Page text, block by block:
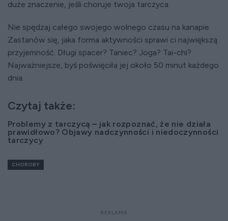
duże znaczenie, jeśli choruje twoja tarczyca.
Nie spędzaj całego swojego wolnego czasu na kanapie.
Zastanów się, jaka forma aktywności sprawi ci największą
przyjemność. Długi spacer? Taniec? Joga? Tai-chi?
Najważniejsze, byś poświęciła jej około 50 minut każdego
dnia.
Czytaj także:
Problemy z tarczycą – jak rozpoznać, że nie działa
prawidłowo? Objawy nadczynności i niedoczynności
tarczycy
CHOROBY